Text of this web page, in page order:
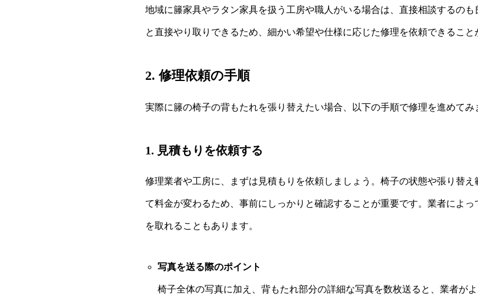
地域に籐家具やラタン家具を扱う工房や職人がいる場合は、直接相談するの
と直接やり取りできるため、細かい希望や仕様に応じた修理を依頼できること
2. 修理依頼の手順
実際に籐の椅子の背もたれを張り替えたい場合、以下の手順で修理を進めてみ
1. 見積もりを依頼する
修理業者や工房に、まずは見積もりを依頼しましょう。椅子の状態や張り替
て料金が変わるため、事前にしっかりと確認することが重要です。業者によ
を取れることもあります。
写真を送る際のポイント
椅子全体の写真に加え、背もたれ部分の詳細な写真を数枚送ると、業者が